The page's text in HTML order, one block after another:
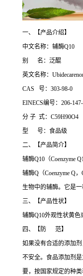
一、【产品介绍】
中文名称：辅酶Q10
别 名：泛醌
英文名称：
CAS 号：303-98-0
EINECS编号：206-
分 子 式：C59H90O4
型 号：食品级
二、【产品简介】
辅酶Q10（Coenzyme
辅酶Q（Coenzyme Q
生物中的辅酶。它是
三、【产品性状】
辅酶Q10外观性状黄色
四、【防 范】
如果没有合适的添加
不安全。食品添加剂
要，按国家规定的种